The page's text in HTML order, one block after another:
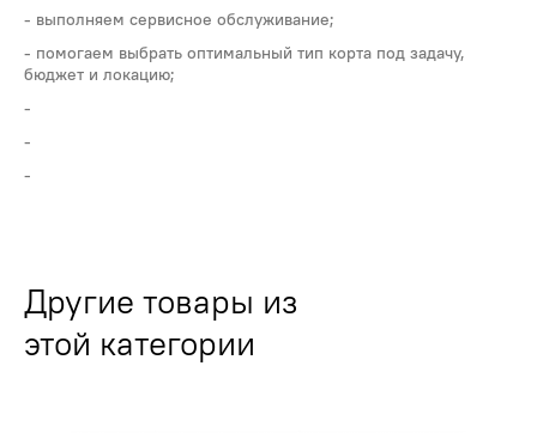
выполняем сервисное обслуживание;
помогаем выбрать оптимальный тип корта под задачу,
бюджет и локацию;
Другие товары из
этой категории